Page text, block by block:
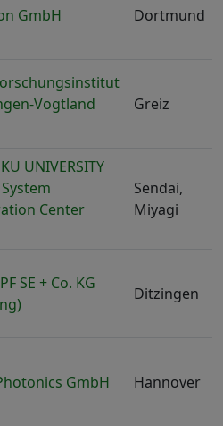
GmbH Dortmund
Vogtland
Greiz
UNIVERSITY
Center
Sendai,
Miyagi
SE + Co. KG
Ditzingen
GmbH Hannover